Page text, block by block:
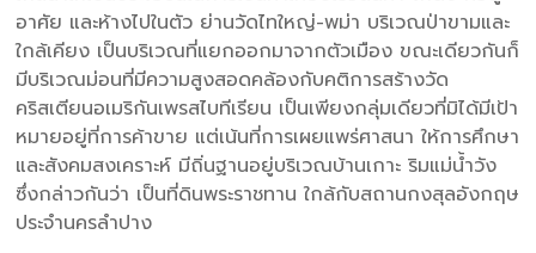
อาศัย และห้างไปในตัว ย่านวัดไทใหญ่-พม่า บริเวณป่าขามและ
ใกล้เคียง เป็นบริเวณที่แยกออกมาจากตัวเมือง ขณะเดียวกันก็
มีบริเวณม่อนที่มีความสูงสอดคล้องกับคติการสร้างวัด
คริสเตียนอเมริกันเพรสไบทีเรียน เป็นเพียงกลุ่มเดียวที่มิได้มีเป้า
หมายอยู่ที่การค้าขาย แต่เน้นที่การเผยแพร่ศาสนา ให้การศึกษา
และสังคมสงเคราะห์ มีถิ่นฐานอยู่บริเวณบ้านเกาะ ริมแม่น้ำวัง
ซึ่งกล่าวกันว่า เป็นที่ดินพระราชทาน ใกล้กับสถานกงสุลอังกฤษ
ประจำนครลำปาง